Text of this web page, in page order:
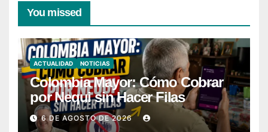
You missed
ACTUALIDAD NOTICIAS
Colombia Mayor: Cómo Cobrar
por Nequi sin Hacer Filas
6 DE AGOSTO DE 2026